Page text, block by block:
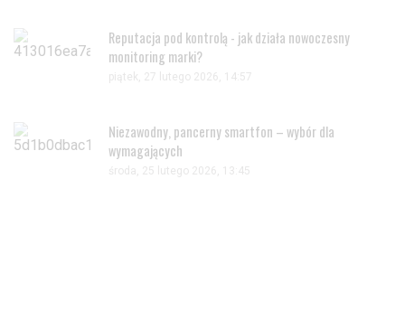
Reputacja pod kontrolą - jak działa nowoczesny
monitoring marki?
piątek, 27 lutego 2026, 14:57
Niezawodny, pancerny smartfon – wybór dla
wymagających
środa, 25 lutego 2026, 13:45